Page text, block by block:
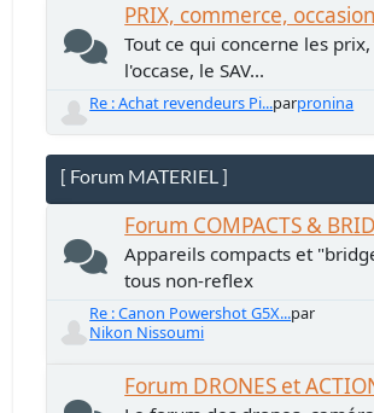
PRIX, commerce,
Tout ce qui concerne les
l'occase, le SAV...
Re : Achat revendeurs Pi...parpronina
[ Forum MATERIEL ]
Forum COMPACTS &
Appareils compacts et
tous non-reflex
Re : Canon Powershot G5X...par
Nikon Nissoumi
Forum DRONES et